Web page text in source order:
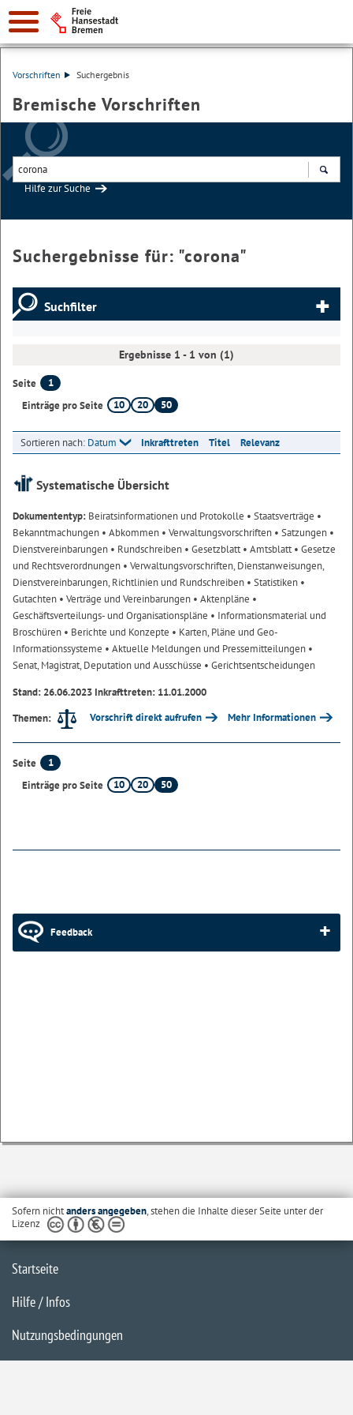
Vorschriften Suchergebnis
Bremische Vorschriften
Hilfe zur Suche
Suchergebnisse für: "corona"
Suchfilter
Ergebnisse 1 - 1 von (1)
Seite
1
Einträge pro Seite
10 20 50
Sortieren nach: Datum Inkrafttreten Titel Relevanz
Systematische Übersicht
Dokumententyp: Beiratsinformationen und Protokolle • Staatsverträge •
Bekanntmachungen • Abkommen • Verwaltungsvorschriften • Satzungen •
Dienstvereinbarungen • Rundschreiben • Gesetzblatt• Amtsblatt• Gesetze
und Rechtsverordnungen • Verwaltungsvorschriften, Dienstanweisungen,
Dienstvereinbarungen, Richtlinien und Rundschreiben • Statistiken •
Gutachten • Verträge und Vereinbarungen • Aktenpläne •
Geschäftsverteilungs- und Organisationspläne • Informationsmaterial und
Broschüren • Berichte und Konzepte • Karten, Pläne und Geo-
Informationssysteme • Aktuelle Meldungen und Pressemitteilungen •
Senat, Magistrat, Deputation und Ausschüsse • Gerichtsentscheidungen
Stand: 26.06.2023 Inkrafttreten: 11.01.2000
Themen:
Vorschrift direkt aufrufen Mehr Informationen
Seite
1
Einträge pro Seite
10 20 50
Feedback
Sofern nichtanders angegeben, stehen die Inhalte dieser Seite unter der
Lizenz
Startseite
Hilfe / Infos
Nutzungsbedingungen